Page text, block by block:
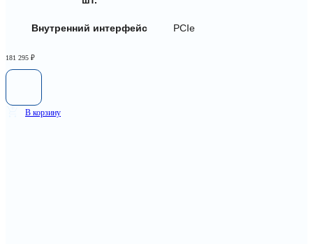
Внутренний интерфейс PCIe
181 295 ₽
В корзину